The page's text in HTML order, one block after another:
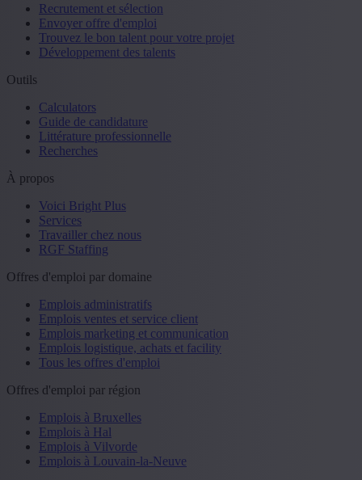
Recrutement et sélection
Envoyer offre d'emploi
Trouvez le bon talent pour votre projet
Développement des talents
Outils
Calculators
Guide de candidature
Littérature professionnelle
Recherches
À propos
Voici Bright Plus
Services
Travailler chez nous
RGF Staffing
Offres d'emploi par domaine
Emplois administratifs
Emplois ventes et service client
Emplois marketing et communication
Emplois logistique, achats et facility
Tous les offres d'emploi
Offres d'emploi par région
Emplois à Bruxelles
Emplois à Hal
Emplois à Vilvorde
Emplois à Louvain-la-Neuve